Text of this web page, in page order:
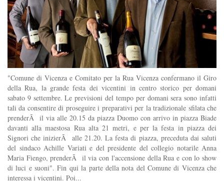
"Comune di Vicenza e Comitato per la Rua Vicenza confermano il Giro
della Rua, la grande festa dei vicentini in centro storico per domani
sabato 9 settembre. Le previsioni del tempo per domani sera sono infatti
tali da consentire di proseguire i preparativi per la tradizionale sfilata che
prenderÃ il via alle 20.15 da piazza Duomo con arrivo in piazza Biade
davanti alla maestosa Rua alta 21 metri, e per la festa in piazza dei
Signori che inizierÃ alle 21.20. La festa di piazza, preceduta dai saluti
del sindaco Achille Variati e del presidente del collegio notarile Anna
Maria Fiengo, prenderÃ il via con l'accensione della Rua e con lo show
di luci e suoni". Fin qui la parte della nota del Comune di Vicenza che
interessa i vicentini. Poi...